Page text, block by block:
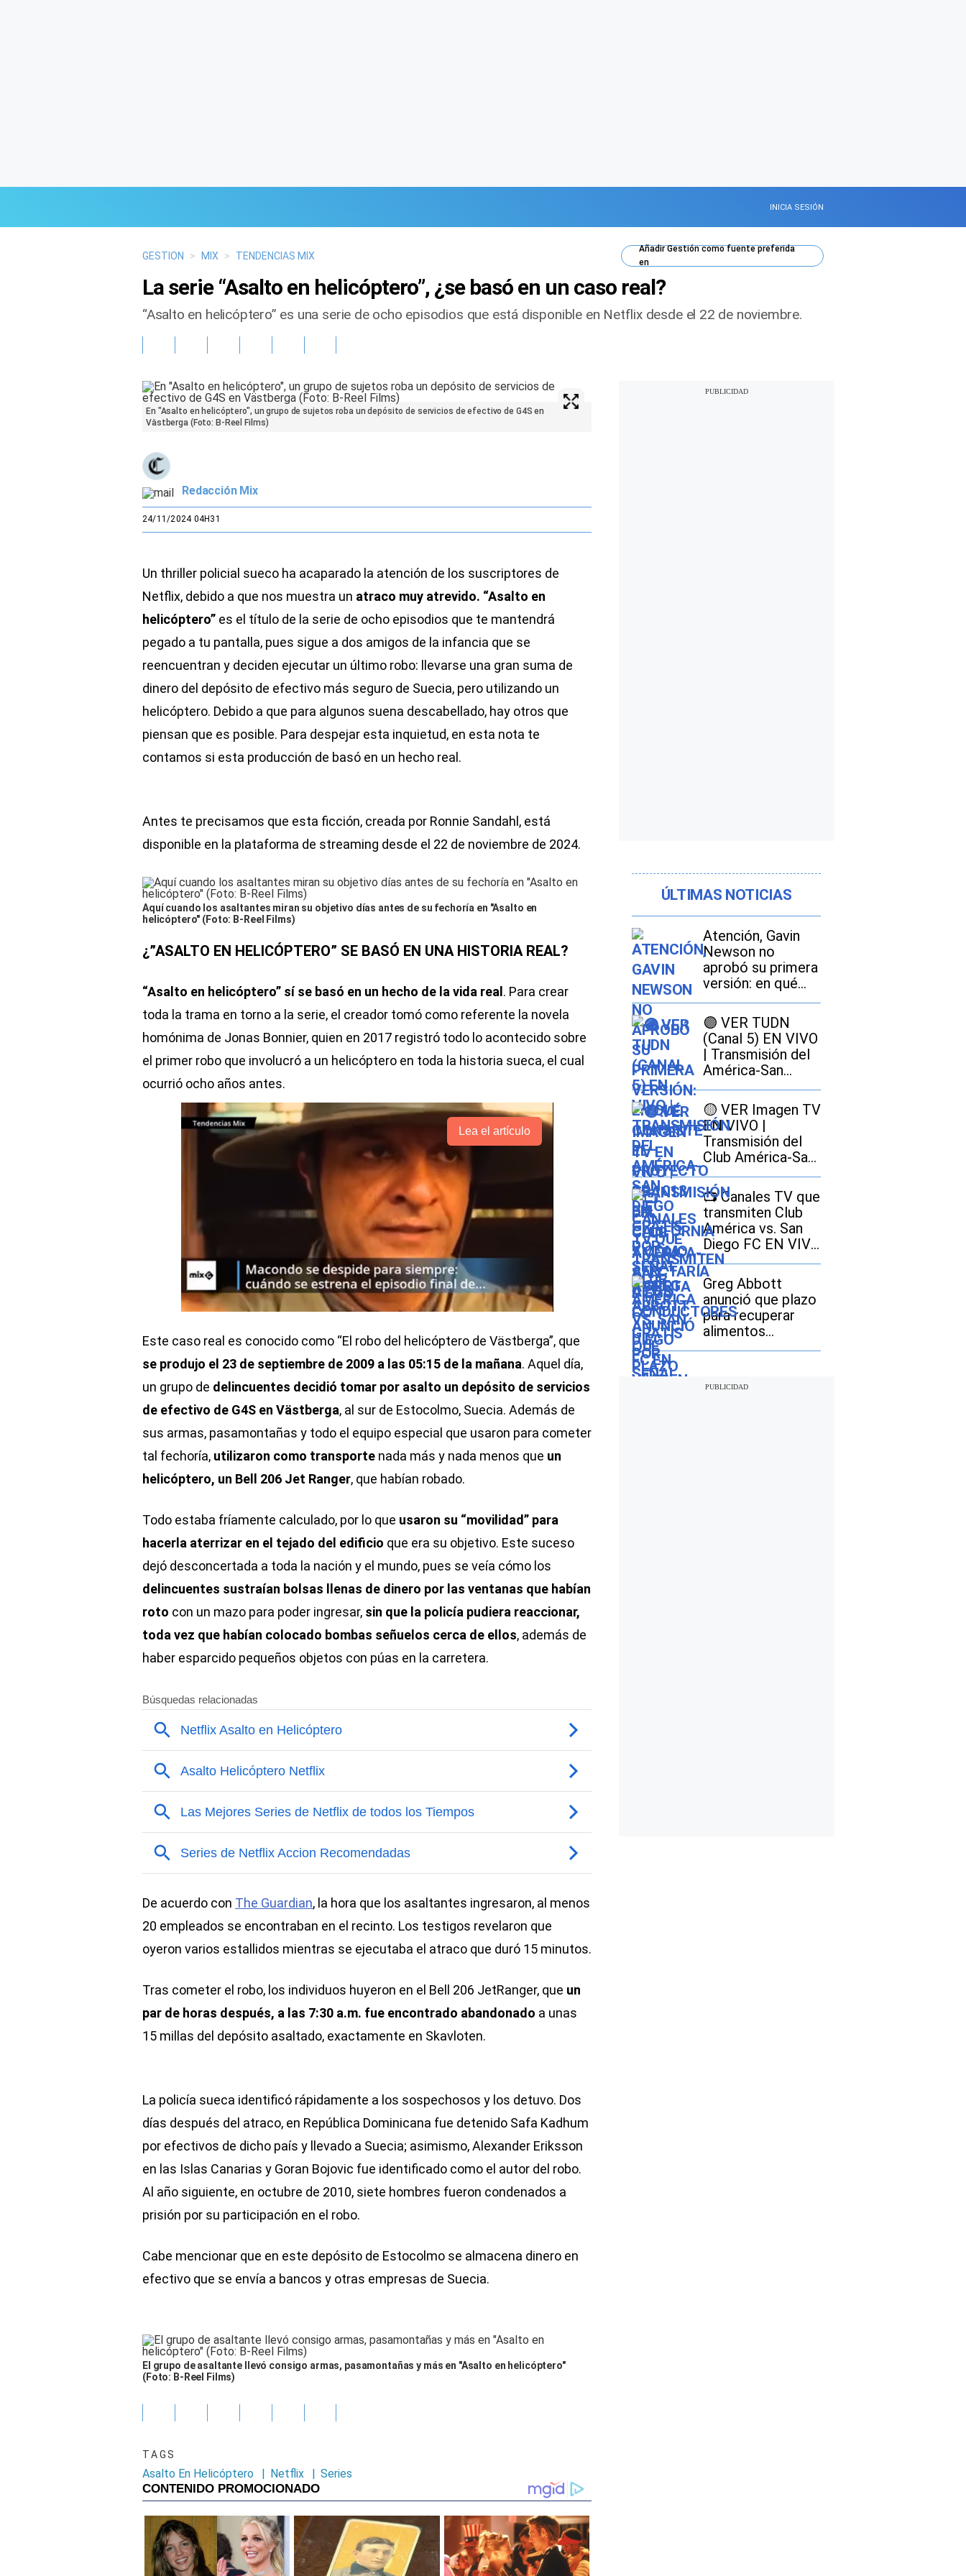
INICIA SESIÓN
GESTION > MIX > TENDENCIAS MIX
AñadirGestióncomo fuente preferida
en
La serie “Asalto en helicóptero”, ¿se basó en un caso real?
“Asalto en helicóptero” es una serie de ocho episodios que está disponible en Netflix desde el 22 de noviembre.
En "Asalto en helicóptero", un grupo de sujetos roba un depósito de servicios de efectivo de G4S en
Västberga (Foto: B-Reel Films)
Redacción Mix
24/11/2024 04H31
Un thriller policial sueco ha acaparado la atención de los suscriptores de
Netflix, debido a que nos muestra un atraco muy atrevido. “Asalto en
helicóptero” es el título de la serie de ocho episodios que te mantendrá
pegado a tu pantalla, pues sigue a dos amigos de la infancia que se
reencuentran y deciden ejecutar un último robo: llevarse una gran suma de
dinero del depósito de efectivo más seguro de Suecia, pero utilizando un
helicóptero. Debido a que para algunos suena descabellado, hay otros que
piensan que es posible. Para despejar esta inquietud, en esta nota te
contamos si esta producción de basó en un hecho real.
Antes te precisamos que esta ficción, creada por Ronnie Sandahl, está
disponible en la plataforma de streaming desde el 22 de noviembre de 2024.
Aquí cuando los asaltantes miran su objetivo días antes de su fechoría en "Asalto en
helicóptero" (Foto: B-Reel Films)
¿”ASALTO EN HELICÓPTERO” SE BASÓ EN UNA HISTORIA REAL?
“Asalto en helicóptero” sí se basó en un hecho de la vida real . Para crear
toda la trama en torno a la serie, el creador tomó como referente la novela
homónima de Jonas Bonnier, quien en 2017 registró todo lo acontecido sobre
el primer robo que involucró a un helicóptero en toda la historia sueca, el cual
ocurrió ocho años antes.
Lea el artículo
Este caso real es conocido como “El robo del helicóptero de Västberga”, que
se produjo el 23 de septiembre de 2009 a las 05:15 de la mañana. Aquel día,
un grupo de delincuentes decidió tomar por asalto un depósito de servicios
de efectivo de G4S en Västberga, al sur de Estocolmo, Suecia. Además de
sus armas, pasamontañas y todo el equipo especial que usaron para cometer
tal fechoría, utilizaron como transporte nada más y nada menos que un
helicóptero, un Bell 206 Jet Ranger, que habían robado.
Todo estaba fríamente calculado, por lo que usaron su “movilidad” para
hacerla aterrizar en el tejado del edificio que era su objetivo. Este suceso
dejó desconcertada a toda la nación y el mundo, pues se veía cómo los
delincuentes sustraían bolsas llenas de dinero por las ventanas que habían
roto con un mazo para poder ingresar, sin que la policía pudiera reaccionar,
toda vez que habían colocado bombas señuelos cerca de ellos, además de
haber esparcido pequeños objetos con púas en la carretera.
De acuerdo con The Guardian, la hora que los asaltantes ingresaron, al menos
20 empleados se encontraban en el recinto. Los testigos revelaron que
oyeron varios estallidos mientras se ejecutaba el atraco que duró 15 minutos.
Tras cometer el robo, los individuos huyeron en el Bell 206 JetRanger, que un
par de horas después, a las 7:30 a.m. fue encontrado abandonado a unas
15 millas del depósito asaltado, exactamente en Skavloten.
La policía sueca identificó rápidamente a los sospechosos y los detuvo. Dos
días después del atraco, en República Dominicana fue detenido Safa Kadhum
por efectivos de dicho país y llevado a Suecia; asimismo, Alexander Eriksson
en las Islas Canarias y Goran Bojovic fue identificado como el autor del robo.
Al año siguiente, en octubre de 2010, siete hombres fueron condenados a
prisión por su participación en el robo.
Cabe mencionar que en este depósito de Estocolmo se almacena dinero en
efectivo que se envía a bancos y otras empresas de Suecia.
El grupo de asaltante llevó consigo armas, pasamontañas y más en "Asalto en helicóptero"
(Foto: B-Reel Films)
TAGS
Asalto En Helicóptero | Netflix | Series
ÚLTIMAS NOTICIAS
Atención, Gavin
Newson no
aprobó su primera
versión: en qué
consiste el
proyecto SB 1013
en California y
cómo afectaría a
los conductores
🟣 VER TUDN
(Canal 5) EN VIVO
| Transmisión del
América-San
Diego GRATIS por
señal abierta
🟡 VER Imagen TV
EN VIVO |
Transmisión del
Club América-San
Diego FC GRATIS
por señal abierta
📺 Canales TV que
transmiten Club
América vs. San
Diego FC EN VIVO
EN GRATIS por la
Leagues Cup 2026
Greg Abbott
anunció que plazo
para recuperar
alimentos
perdidos por
12 de agosto: